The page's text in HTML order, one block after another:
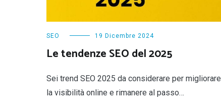
SEO 19 Dicembre 2024
Le tendenze SEO del 2025
Sei trend SEO 2025 da considerare per migliorare
la visibilità online e rimanere al passo…